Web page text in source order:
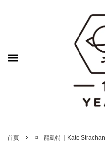
首頁 › ⌑ 龍凱特｜Kate Strachan